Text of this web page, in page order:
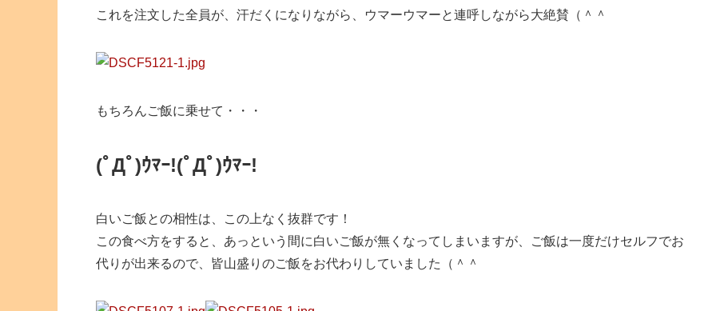
これを注文した全員が、汗だくになりながら、ウマーウマーと連呼しながら大絶賛（＾＾
もちろんご飯に乗せて・・・
(ﾟДﾟ)ｳﾏｰ!(ﾟДﾟ)ｳﾏｰ!
白いご飯との相性は、この上なく抜群です！
この食べ方をすると、あっという間に白いご飯が無くなってしまいますが、ご飯は一度だけセルフでお
代りが出来るので、皆山盛りのご飯をお代わりしていました（＾＾